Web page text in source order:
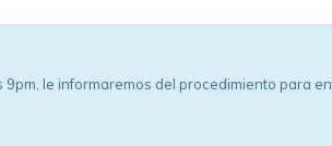
le informaremos del procedimiento para